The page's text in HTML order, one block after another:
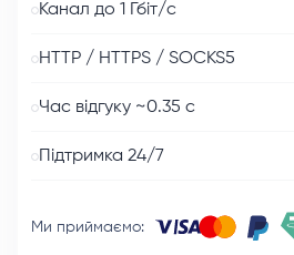
Канал до 1 Гбіт/с
HTTP / HTTPS / SOCKS5
Час відгуку ~0.35 с
Підтримка 24/7
Ми приймаємо: